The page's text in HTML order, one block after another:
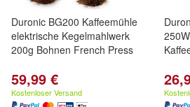
Duronic BG200 Kaffeemühle
elektrische Kegelmahlwerk
200g Bohnen French Press
59,99 €
Kostenloser Versand